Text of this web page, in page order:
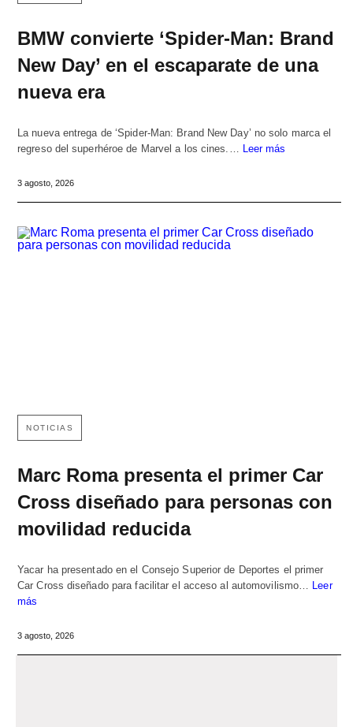
BMW convierte ‘Spider-Man: Brand
New Day’ en el escaparate de una
nueva era
La nueva entrega de ‘Spider-Man: Brand New Day’ no solo marca el
regreso del superhéroe de Marvel a los cines.…
Leer más
3 agosto, 2026
NOTICIAS
Marc Roma presenta el primer Car
Cross diseñado para personas con
movilidad reducida
Yacar ha presentado en el Consejo Superior de Deportes el primer
Car Cross diseñado para facilitar el acceso al automovilismo… Leer
más
3 agosto, 2026